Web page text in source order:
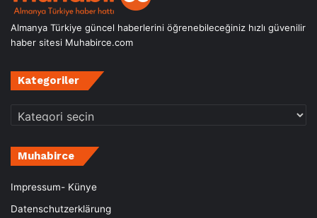
Almanya Türkiye güncel haberlerini öğrenebileceğiniz hızlı güvenilir
haber sitesi Muhabirce.com
Kategoriler
Kategoriler
Muhabirce
Impressum- Künye
Datenschutzerklärung